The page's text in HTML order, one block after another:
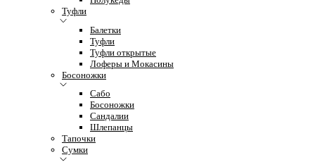
Туфли
Балетки
Туфли
Туфли открытые
Лоферы и Мокасины
Босоножки
Сабо
Босоножки
Сандалии
Шлепанцы
Тапочки
Сумки